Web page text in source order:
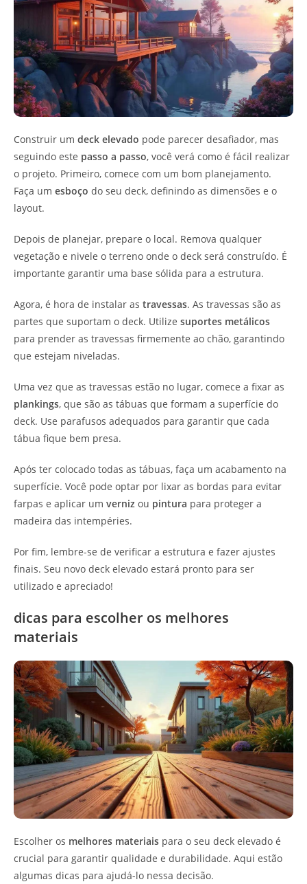
Construir um deck elevado pode parecer desafiador, mas
seguindo este passo a passo, você verá como é fácil realizar
o projeto. Primeiro, comece com um bom planejamento.
Faça um esboço do seu deck, definindo as dimensões e o
layout.
Depois de planejar, prepare o local. Remova qualquer
vegetação e nivele o terreno onde o deck será construído. É
importante garantir uma base sólida para a estrutura.
Agora, é hora de instalar as travessas. As travessas são as
partes que suportam o deck. Utilize suportes metálicos
para prender as travessas firmemente ao chão, garantindo
que estejam niveladas.
Uma vez que as travessas estão no lugar, comece a fixar as
plankings, que são as tábuas que formam a superfície do
deck. Use parafusos adequados para garantir que cada
tábua fique bem presa.
Após ter colocado todas as tábuas, faça um acabamento na
superfície. Você pode optar por lixar as bordas para evitar
farpas e aplicar um verniz ou pintura para proteger a
madeira das intempéries.
Por fim, lembre-se de verificar a estrutura e fazer ajustes
finais. Seu novo deck elevado estará pronto para ser
utilizado e apreciado!
dicas para escolher os melhores
materiais
Escolher os melhores materiais para o seu deck elevado é
crucial para garantir qualidade e durabilidade. Aqui estão
algumas dicas para ajudá-lo nessa decisão.